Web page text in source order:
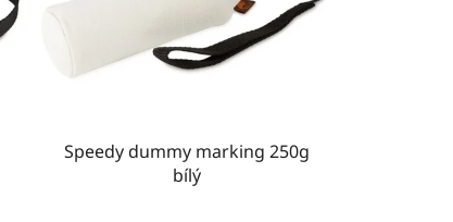
Speedy dummy marking 250g
bílý